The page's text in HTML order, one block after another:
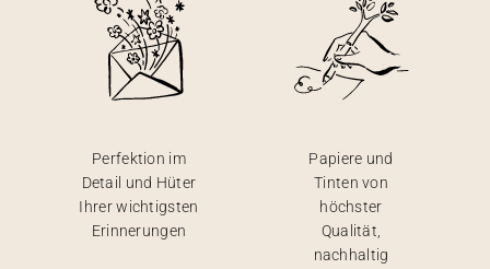
Perfektion im
Detail und Hüter
Ihrer wichtigsten
Erinnerungen
Papiere und
Tinten von
höchster
Qualität,
nachhaltig